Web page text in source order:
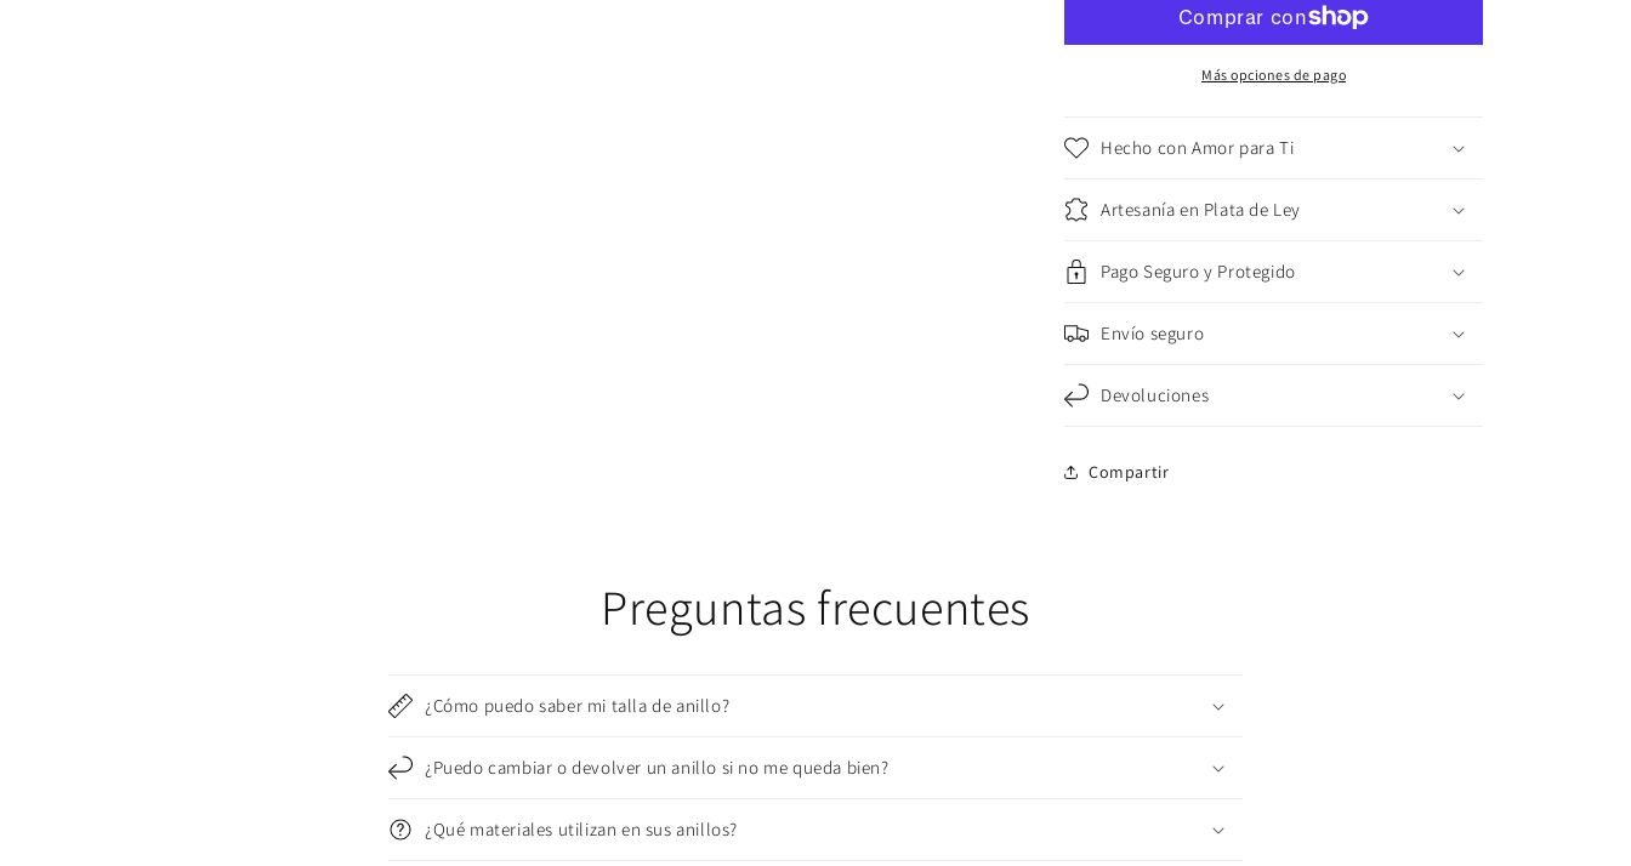
Doble
Banda
Doble
Fluida
Más opciones de pago
Hecho con Amor para Ti
Artesanía en Plata de Ley
Pago Seguro y Protegido
Envío seguro
Devoluciones
Compartir
Preguntas frecuentes
¿Cómo puedo saber mi talla de anillo?
¿Puedo cambiar o devolver un anillo si no me queda bien?
¿Qué materiales utilizan en sus anillos?